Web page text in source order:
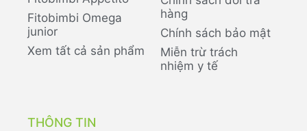
Fitobimbi Omega
junior
Xem tất cả sản phẩm
hàng
Chính sách bảo mật
Miễn trừ trách
nhiệm y tế
THÔNG TIN